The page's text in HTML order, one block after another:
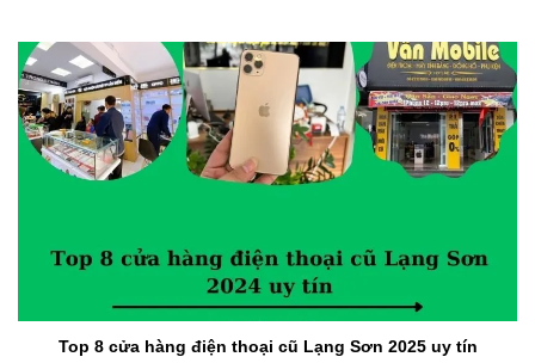
Top 8 cửa hàng điện thoại cũ Lạng Sơn 2025 uy tín